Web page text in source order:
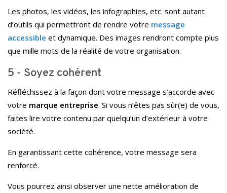
Les photos, les vidéos, les infographies, etc. sont autant
d’outils qui permettront de rendre votre message
accessible et dynamique. Des images rendront compte plus
que mille mots de la réalité de votre organisation.
5 - Soyez cohérent
Réfléchissez à la façon dont votre message s’accorde avec
votre marque entreprise. Si vous n’êtes pas sûr(e) de vous,
faites lire votre contenu par quelqu’un d’extérieur à votre
société.
En garantissant cette cohérence, votre message sera
renforcé.
Vous pourrez ainsi observer une nette amélioration de